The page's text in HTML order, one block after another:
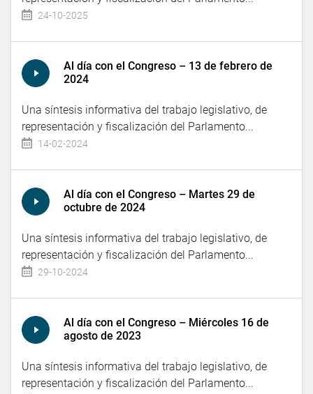
24-10-2025
Al día con el Congreso – 13 de febrero de
2024
Una síntesis informativa del trabajo legislativo, de
representación y fiscalización del Parlamento...
14-02-2024
Al día con el Congreso – Martes 29 de
octubre de 2024
Una síntesis informativa del trabajo legislativo, de
representación y fiscalización del Parlamento...
29-10-2024
Al día con el Congreso – Miércoles 16 de
agosto de 2023
Una síntesis informativa del trabajo legislativo, de
representación y fiscalización del Parlamento...